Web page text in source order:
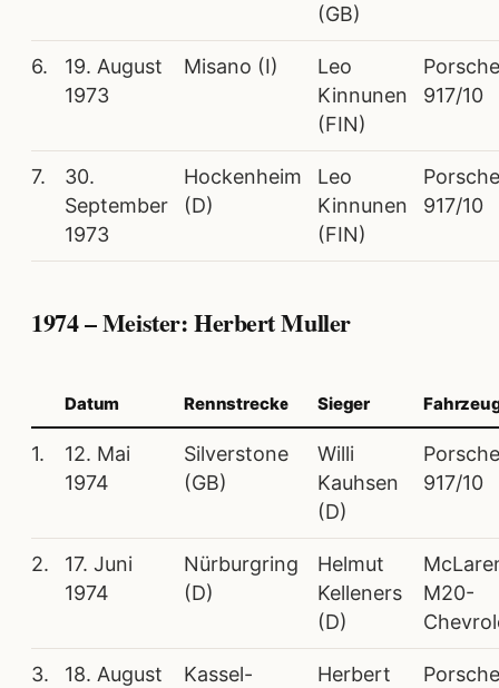
(GB)
6.
19. August
1973
Misano (I)
Leo
Kinnunen
(FIN)
Porsche
917/10
7.
30.
September
1973
Hockenheim
(D)
Leo
Kinnunen
(FIN)
Porsche
917/10
1974 – Meister: Herbert Muller
Datum Rennstrecke Sieger
1.
12. Mai
1974
Silverstone
(GB)
Willi
Kauhsen
(D)
Porsche
917/10
2.
17. Juni
1974
Nürburgring
(D)
Helmut
Kelleners
(D)
M20-
3.
18. August
Kassel-
Herbert
Porsche